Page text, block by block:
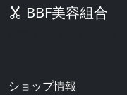
BBF美容組合
ショップ情報